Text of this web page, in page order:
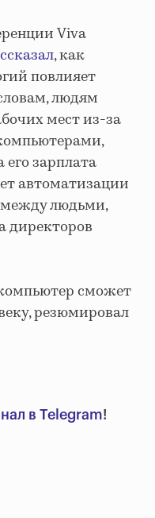
Viva
, как
повлияет
людям
мест из-за
его зарплата
автоматизации
между людьми,
директоров
сможет
резюмировал
в Telegram!